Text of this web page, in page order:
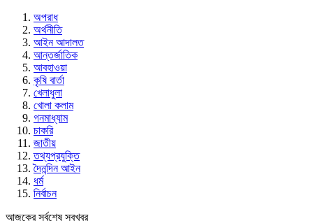
অপরাধ
অর্থনীতি
আইন আদালত
আন্তর্জাতিক
আবহাওয়া
কৃষি বার্তা
খেলাধুলা
খোলা কলাম
গনমাধ্যাম
চাকরি
জাতীয়
তথ্যপ্রযুক্তি
দৈনন্দিন আইন
ধর্ম
নির্বাচন
আজকের সর্বশেষ সবখবর